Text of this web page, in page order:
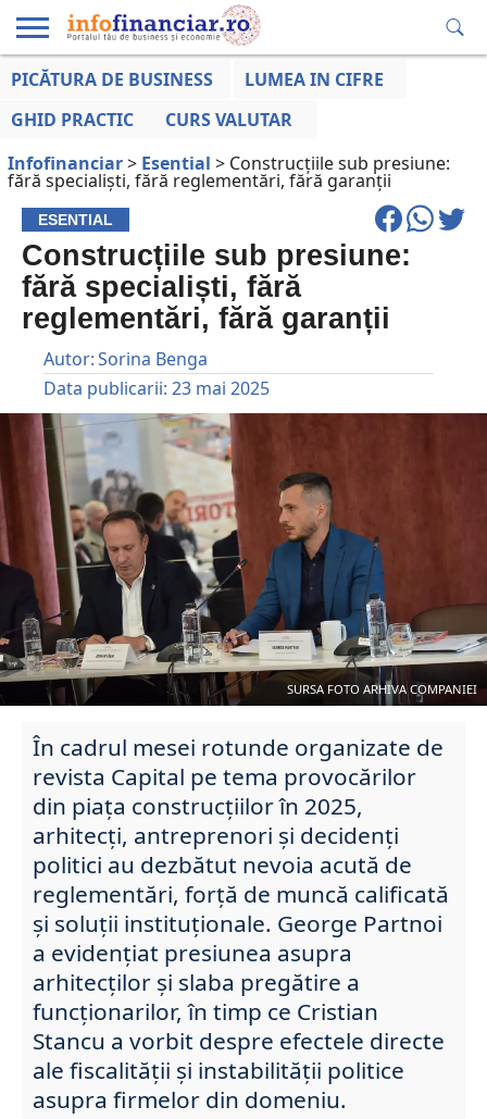
EDUCAȚIE
LA ZI
AFACERILOR
PICĂTURA DE BUSINESS
LUMEA IN CIFRE
GHID PRACTIC
CURS VALUTAR
Infofinanciar> Esential > Construcțiile sub presiune:
fără specialiști, fără reglementări, fără garanții
ESENTIAL
Construcțiile sub presiune:
fără specialiști, fără
reglementări, fără garanții
Autor:Sorina Benga
Data publicarii: 23 mai 2025
SURSA FOTO ARHIVA COMPANIEI
În cadrul mesei rotunde organizate de
revista Capital pe tema provocărilor
din piața construcțiilor în 2025,
arhitecți, antreprenori și decidenți
politici au dezbătut nevoia acută de
reglementări, forță de muncă calificată
și soluții instituționale. George Partnoi
a evidențiat presiunea asupra
arhitecților și slaba pregătire a
funcționarilor, în timp ce Cristian
Stancu a vorbit despre efectele directe
ale fiscalității și instabilității politice
asupra firmelor din domeniu.